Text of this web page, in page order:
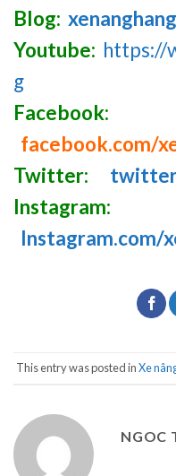
Blog:
Youtube: https://
g
Facebook:
facebook.com/
Twitter:
Instagram:
Instagram.com/
This entry was posted inXe
NGOC